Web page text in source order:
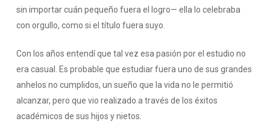
sin importar cuán pequeño fuera el logro— ella lo celebraba
con orgullo, como si el título fuera suyo.
Con los años entendí que tal vez esa pasión por el estudio no
era casual. Es probable que estudiar fuera uno de sus grandes
anhelos no cumplidos, un sueño que la vida no le permitió
alcanzar, pero que vio realizado a través de los éxitos
académicos de sus hijos y nietos.